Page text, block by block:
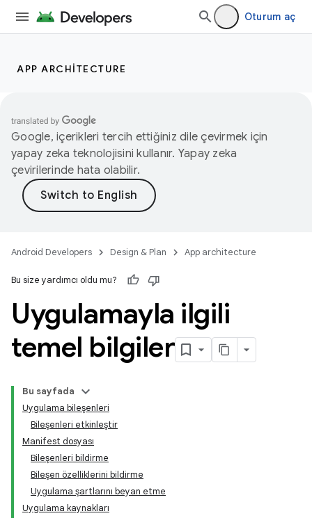
Oturum aç
APP ARCHITECTURE
Google, içerikleri tercih ettiğiniz dile çevirmek için
yapay zeka teknolojisini kullanır. Yapay zeka
çevirilerinde hata olabilir.
Android Developers Design & Plan App architecture
Bu size yardımcı oldu mu?
Uygulamayla ilgili
temel bilgiler
Bu sayfada
Uygulama bileşenleri
Bileşenleri etkinleştir
Manifest dosyası
Bileşenleri bildirme
Bileşen özelliklerini bildirme
Uygulama şartlarını beyan etme
Uygulama kaynakları